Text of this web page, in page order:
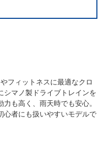
フィットネスに最適なクロ
シマノ製ドライブトレインを
も高く、雨天時でも安心。
心者にも扱いやすいモデルで